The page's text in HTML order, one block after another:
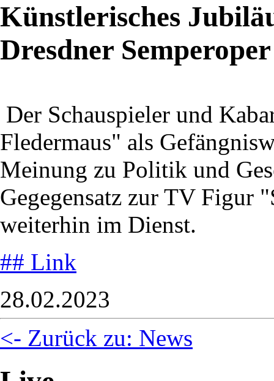
Künstlerisches
Dresdner Semperoper
Der Schauspieler und
Fledermaus" als
Meinung zu Politik und
Gegegensatz zur TV Figur
weiterhin im Dienst.
## Link
28.02.2023
<- Zurück zu: News